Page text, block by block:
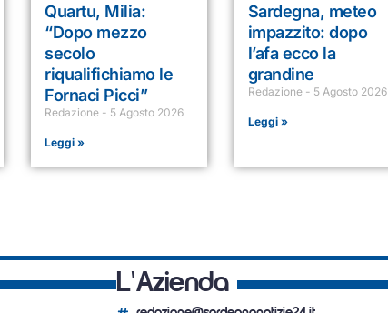
Quartu, Milia:
“Dopo mezzo
secolo
riqualifichiamo le
Fornaci Picci”
Redazione 5 Agosto 2026
Leggi »
Sardegna, meteo
impazzito: dopo
l’afa ecco la
grandine
Redazione 5 Agosto 2026
Leggi »
L'Azienda